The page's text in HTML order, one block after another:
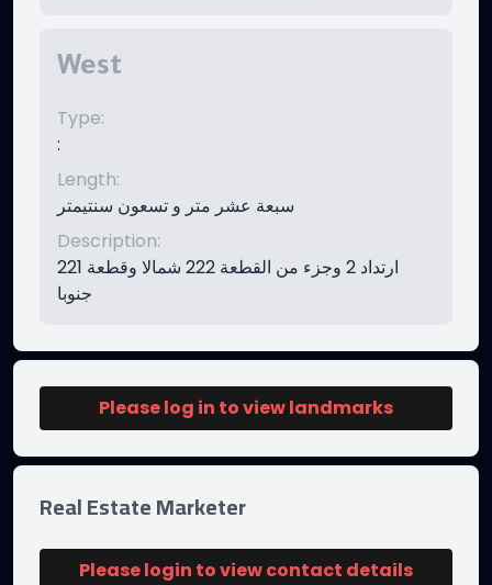
West
Type:
:
Length:
سبعة عشر متر و تسعون سنتيمتر
Description:
ارتداد 2 وجزء من القطعة 222 شمالا وقطعة 221
جنوبا
Please log in to view landmarks
Real Estate Marketer
Please login to view contact details